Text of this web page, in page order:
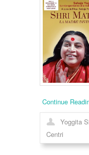
Continue
Yoggita
Centri